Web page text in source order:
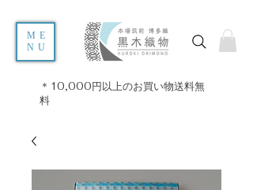
ME
NU
＊10,000円以上のお買い物送料無
料